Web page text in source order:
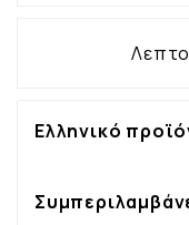
Ελληνικό